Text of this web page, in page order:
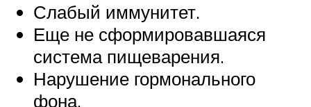
Слабый иммунитет.
Еще не сформировавшаяся
система пищеварения.
Нарушение гормонального
фона.